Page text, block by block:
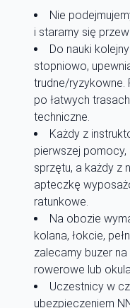
Nie
i staramy się
Do nauki
stopniowo,
trudne/ryzykowne.
po łatwych
techniczne.
Każdy z
pierwszej
sprzętu, a każdy z
apteczkę
ratunkowe.
Na obozie
kolana, łokcie,
zalecamy buzer
rowerowe lub
Uczestnicy w
ubezpieczeniem